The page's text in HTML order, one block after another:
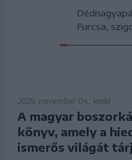
Furcsa,
2025. november 04., kedd
A magyar
könyv, amely a
ismerős világát